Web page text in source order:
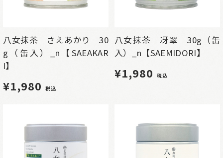
八女抹茶 さえあかり 30
g（缶入）_n【SAEAKAR
I】
¥1,980 税込
八女抹茶 冴翠 30g（缶
入）_n【SAEMIDORI】
¥1,980 税込